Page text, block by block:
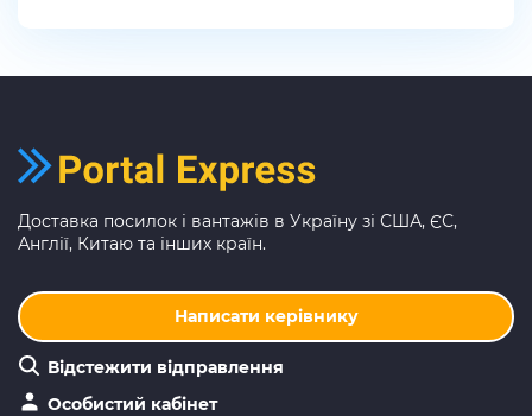
Доставка посилок і вантажів в Україну зі США, ЄС,
Англії, Китаю та інших країн.
Написати керівнику
Відстежити відправлення
Особистий кабінет